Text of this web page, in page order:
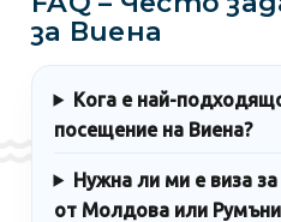
за Виена
Кога е най-
посещение на Виена?
Нужна ли ми е виза
от Молдова или